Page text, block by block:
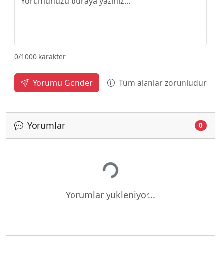
0/1000 karakter
Yorumu Gönder Tüm alanlar zorunludur
Yorumlar 0
Yükleniyor...
Yorumlar yükleniyor...